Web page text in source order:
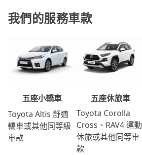
我們的服務車款
五座小轎車
Toyota Altis 舒適
轎車或其他同等級
車款
五座休旅車
Toyota Corolla
Cross、RAV4 運動
休旅或其他同等車
款